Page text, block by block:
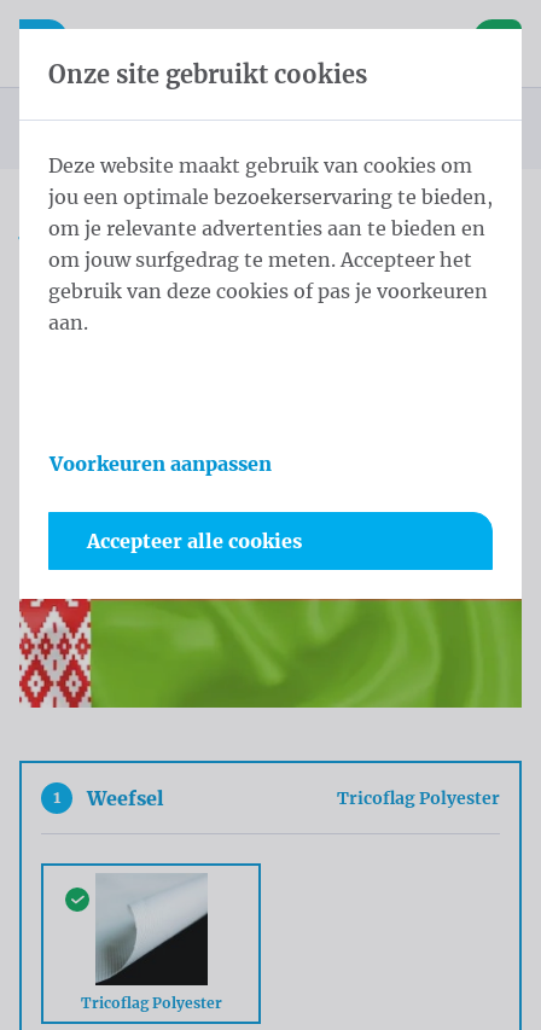
Inhoud overslaan
Taalkeuze overslaan
Open mobiele navigatie
Startpagina
Producten
Vlaggen
Officiële vlaggen
Landenvlaggen
Landenvlaggen Europa Vlag Belarus 200x300 cm
Vlag Belarus 200x300 cm
Productinformatie
1 Weefsel Tricoflag Polyester
Tricoflag Polyester
Onze site gebruikt cookies
Deze website maakt gebruik van cookies om
jou een optimale bezoekerservaring te bieden,
om je relevante advertenties aan te bieden en
om jouw surfgedrag te meten. Accepteer het
gebruik van deze cookies of pas je voorkeuren
aan.
Voorkeuren aanpassen
Accepteer alle cookies